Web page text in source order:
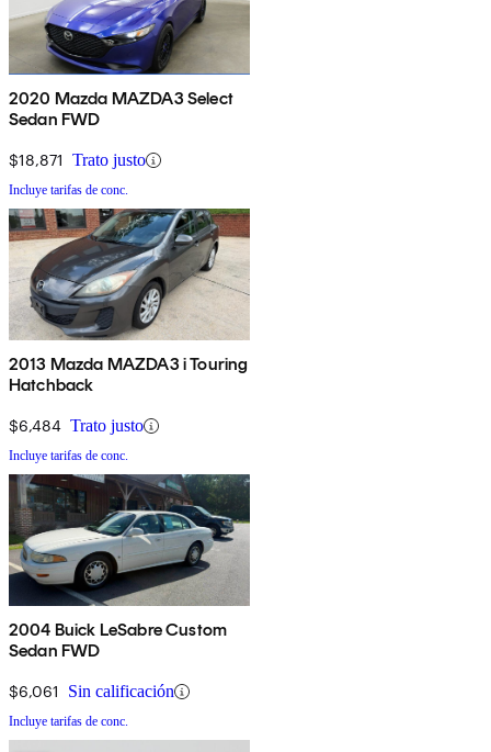
2020 Mazda MAZDA3 Select
Sedan FWD
$18,871 Trato justo
Incluye tarifas de conc.
2013 Mazda MAZDA3 i Touring
Hatchback
$6,484 Trato justo
Incluye tarifas de conc.
2004 Buick LeSabre Custom
Sedan FWD
$6,061 Sin calificación
Incluye tarifas de conc.